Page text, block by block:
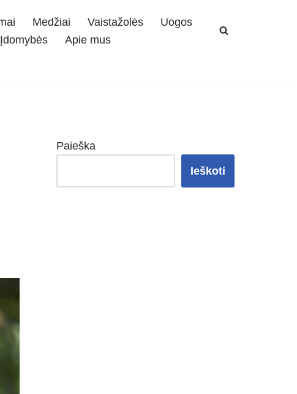
Medžiai Vaistažolės
Uogos
Įdomybės Apie mus
Paieška
Ieškoti